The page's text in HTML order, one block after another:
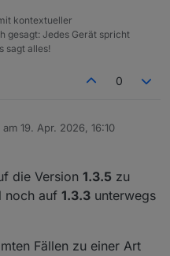
kontextueller
gesagt: Jedes Gerät spricht
sagt alles!
0
am 19. Apr. 2026, 16:10
von
die Version 1.3.5 zu
noch auf 1.3.3 unterwegs
Fällen zu einer Art